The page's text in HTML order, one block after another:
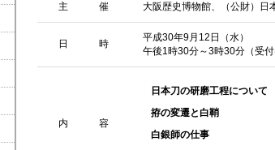
主 催 大阪歴史博物館、（公財）日
日 時
平成30年9月12日（水）
午後1時30分～3時30分（受付
内 容
日本刀の研磨工程について
拵の変遷と白鞘
白銀師の仕事